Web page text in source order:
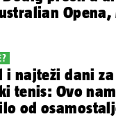
Opena,
i najteži dani za
tenis: Ovo
od